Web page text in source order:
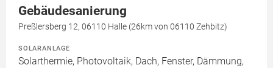
Gebäudesanierung
Preßlersberg 12, 06110 Halle (26km von 06110 Zehbitz)
SOLARANLAGE
Solarthermie, Photovoltaik, Dach, Fenster, Dämmung,